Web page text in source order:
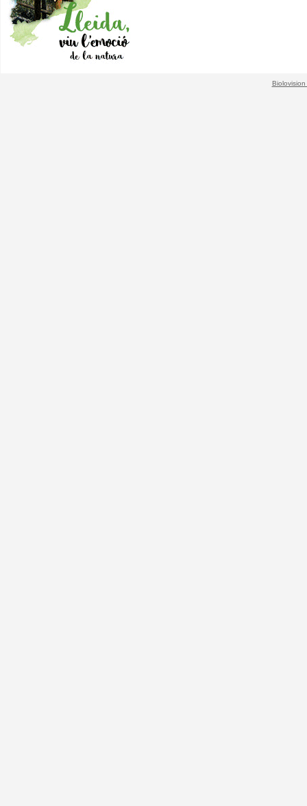
Biolovision